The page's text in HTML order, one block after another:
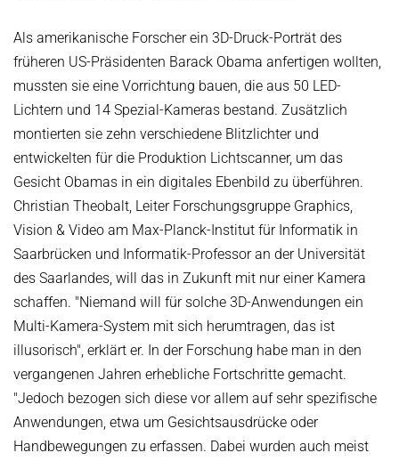
Saarbrücken Graduate School of Computer Science
BEAUFTRAGTER FÜR SCHWERBEHINDERTE
BEAUFTRAGTER FÜR SICHERHEIT
OMBUDSMANN FÜR GUTE WISSENSCHAFTLICHE PRAXIS UND
PROMOTIONSANGELEGENHEITEN
Geschäftsführung
Fachbeirat
Kuratorium
JUBILÄEN
25 Jahre MPI-INF
30 Jahre MPI-INF
Als amerikanische Forscher ein 3D-Druck-Porträt des
früheren US-Präsidenten Barack Obama anfertigen wollten,
mussten sie eine Vorrichtung bauen, die aus 50 LED-
Lichtern und 14 Spezial-Kameras bestand. Zusätzlich
montierten sie zehn verschiedene Blitzlichter und
entwickelten für die Produktion Lichtscanner, um das
Gesicht Obamas in ein digitales Ebenbild zu überführen.
Christian Theobalt, Leiter Forschungsgruppe Graphics,
Vision & Video am Max-Planck-Institut für Informatik in
Saarbrücken und Informatik-Professor an der Universität
des Saarlandes, will das in Zukunft mit nur einer Kamera
schaffen. "Niemand will für solche 3D-Anwendungen ein
Multi-Kamera-System mit sich herumtragen, das ist
illusorisch", erklärt er. In der Forschung habe man in den
vergangenen Jahren erhebliche Fortschritte gemacht.
"Jedoch bezogen sich diese vor allem auf sehr spezifische
Anwendungen, etwa um Gesichtsausdrücke oder
Handbewegungen zu erfassen. Dabei wurden auch meist